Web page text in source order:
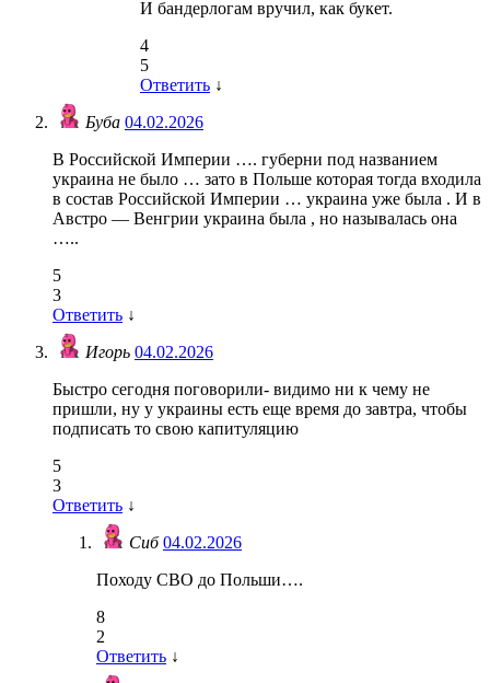
И бандерлогам вручил, как букет.
4
5
Ответить ↓
Буба 04.02.2026
В Российской Империи …. губерни под названием
украина не было … зато в Польше которая тогда входила
в состав Российской Империи … украина уже была . И в
Австро — Венгрии украина была , но называлась она
…..
5
3
Ответить ↓
Игорь 04.02.2026
Быстро сегодня поговорили- видимо ни к чему не
пришли, ну у украины есть еще время до завтра, чтобы
подписать то свою капитуляцию
5
3
Ответить ↓
Сиб04.02.2026
Походу СВО до Польши….
8
2
Ответить ↓